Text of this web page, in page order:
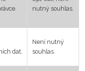
nutný souhlas.
dat.
Není nutný
souhlas.